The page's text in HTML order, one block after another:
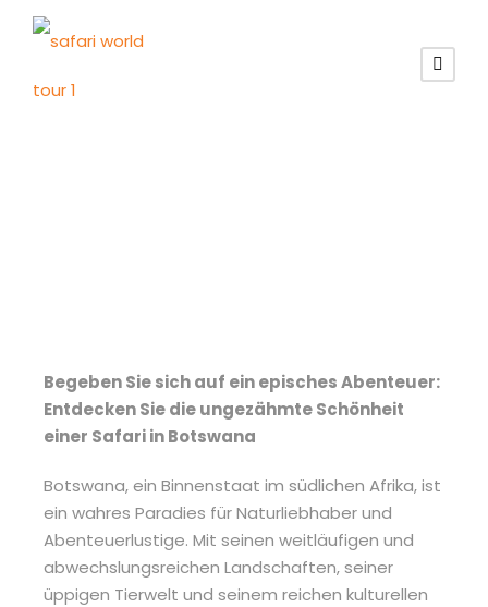
Begeben Sie sich auf ein episches Abenteuer:
Entdecken Sie die ungezähmte Schönheit
einer Safari in Botswana
Botswana, ein Binnenstaat im südlichen Afrika, ist
ein wahres Paradies für Naturliebhaber und
Abenteuerlustige. Mit seinen weitläufigen und
abwechslungsreichen Landschaften, seiner
üppigen Tierwelt und seinem reichen kulturellen